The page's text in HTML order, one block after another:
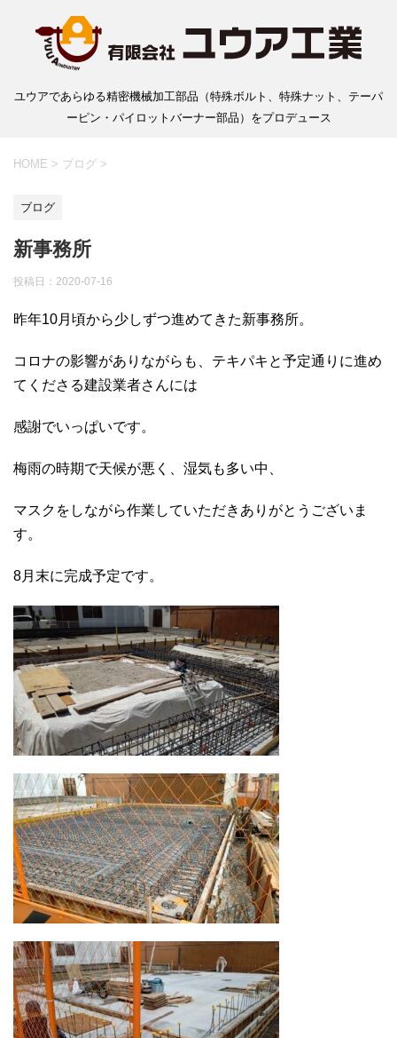
ユウアであらゆる精密機械加工部品（特殊ボルト、特殊ナット、テーパ
ーピン・パイロットバーナー部品）をプロデュース
HOME > ブログ >
ブログ
新事務所
投稿日： 2020-07-16
昨年10月頃から少しずつ進めてきた新事務所。
コロナの影響がありながらも、テキパキと予定通りに進め
てくださる建設業者さんには
感謝でいっぱいです。
梅雨の時期で天候が悪く、湿気も多い中、
マスクをしながら作業していただきありがとうございま
す。
8月末に完成予定です。